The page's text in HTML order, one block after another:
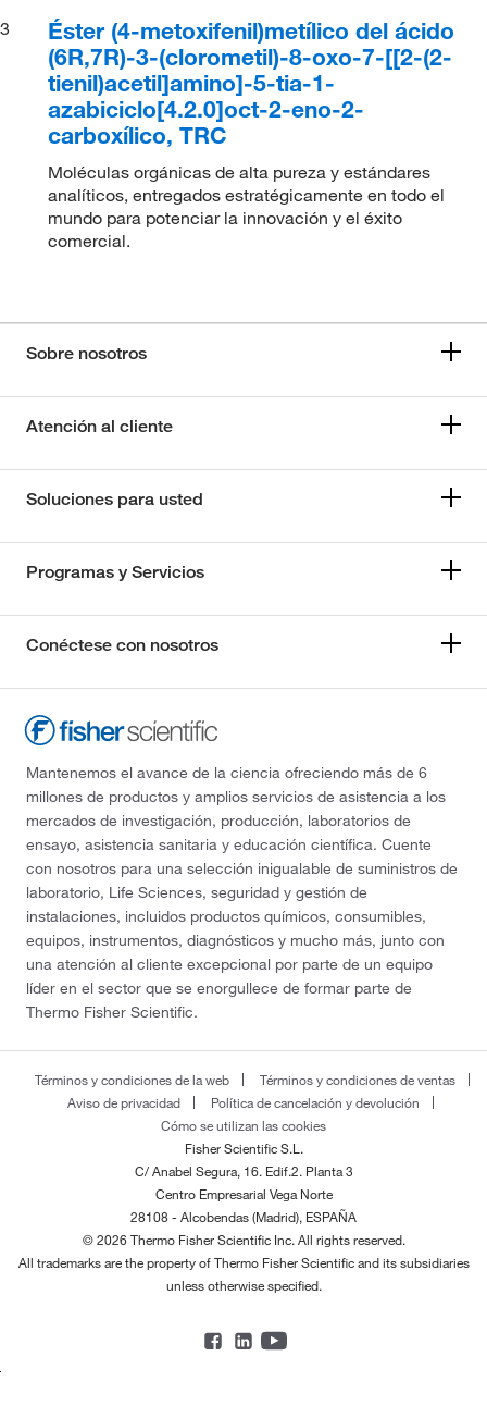
3
Éster (4-metoxifenil)metílico del ácido
(6R,7R)-3-(clorometil)-8-oxo-7-[[2-(2-
tienil)acetil]amino]-5-tia-1-
azabiciclo[4.2.0]oct-2-eno-2-
carboxílico, TRC
Moléculas orgánicas de alta pureza y estándares
analíticos, entregados estratégicamente en todo el
mundo para potenciar la innovación y el éxito
comercial.
Sobre nosotros
Atención al cliente
Soluciones para usted
Programas y Servicios
Conéctese con nosotros
Mantenemos el avance de la ciencia ofreciendo más de 6
millones de productos y amplios servicios de asistencia a los
mercados de investigación, producción, laboratorios de
ensayo, asistencia sanitaria y educación científica. Cuente
con nosotros para una selección inigualable de suministros de
laboratorio, Life Sciences, seguridad y gestión de
instalaciones, incluidos productos químicos, consumibles,
equipos, instrumentos, diagnósticos y mucho más, junto con
una atención al cliente excepcional por parte de un equipo
líder en el sector que se enorgullece de formar parte de
Thermo Fisher Scientific.
Términos y condiciones de la web
Términos y condiciones de ventas
Aviso de privacidad
Política de cancelación y devolución
Cómo se utilizan las cookies
Fisher Scientific S.L.
C/ Anabel Segura, 16. Edif.2. Planta 3
Centro Empresarial Vega Norte
28108 - Alcobendas (Madrid), ESPAÑA
© 2026 Thermo Fisher Scientific Inc. All rights reserved.
All trademarks are the property of Thermo Fisher Scientific and its subsidiaries
unless otherwise specified.